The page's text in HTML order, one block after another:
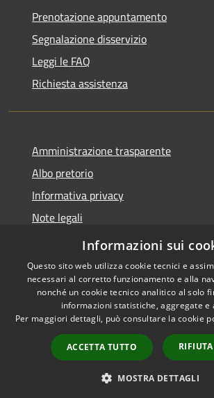
Prenotazione appuntamento
Segnalazione disservizio
Leggi le FAQ
Richiesta assistenza
Amministrazione trasparente
Albo pretorio
Informativa privacy
Note legali
Dichiarazione di accessibilità
Accessibilità
Copyright
Informazioni sui
Questo sito web utilizza cookie tecnici e
necessari al corretto funzionamento e alla
nonché un cookie tecnico analitico al solo
informazioni statistiche, aggregate e
Per maggiori dettagli, può consultare la cookie
ACCETTA TUTTO
MOSTRA DETTAGLI